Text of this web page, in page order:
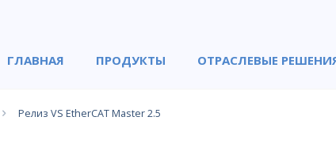
ГЛАВНАЯ ПРОДУКТЫ ОТРАСЛЕВЫЕ
Релиз VS EtherCAT Master 2.5